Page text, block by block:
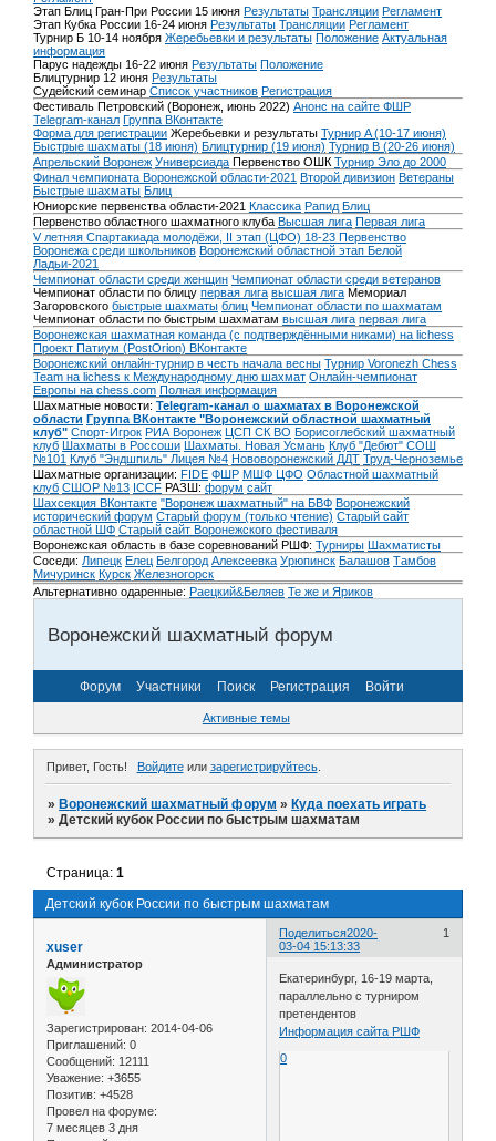
Этап Блиц Гран-При России 15 июня Результаты Трансляции Регламент
Этап Кубка России 16-24 июня Результаты Трансляции Регламент
Турнир Б 10-14 ноября Жеребьевки и результаты Положение Актуальная
информация
Парус надежды 16-22 июня Результаты Положение
Блицтурнир 12 июня Результаты
Судейский семинар Список участников Регистрация
Фестиваль Петровский (Воронеж, июнь 2022) Анонс на сайте ФШР
Telegram-канал Группа ВКонтакте
Форма для регистрации Жеребьевки и результаты Турнир A (10-17 июня)
Быстрые шахматы (18 июня) Блицтурнир (19 июня) Турнир B (20-26 июня)
Апрельский Воронеж Универсиада Первенство ОШК Турнир Эло до 2000
Финал чемпионата Воронежской области-2021 Второй дивизион Ветераны
Быстрые шахматы Блиц
Юниорские первенства области-2021 Классика Рапид Блиц
Первенство областного шахматного клуба Высшая лига Первая лига
V летняя Спартакиада молодёжи, II этап (ЦФО) 18-23 Первенство
Воронежа среди школьников Воронежский областной этап Белой
Ладьи-2021
Чемпионат области среди женщин Чемпионат области среди ветеранов
Чемпионат области по блицу первая лига высшая лига Мемориал
Загоровского быстрые шахматы блиц Чемпионат области по шахматам
Чемпионат области по быстрым шахматам высшая лига первая лига
Воронежская шахматная команда (с подтверждёнными никами) на lichess
Проект Патиум (PostOrion) ВКонтакте
Воронежский онлайн-турнир в честь начала весны Турнир Voronezh Chess
Team на lichess к Международному дню шахмат Онлайн-чемпионат
Европы на chess.com Полная информация
Шахматные новости: Telegram-канал о шахматах в Воронежской
области Группа ВКонтакте "Воронежский областной шахматный
клуб" Спорт-Игрок РИА Воронеж ЦСП СК ВО Борисоглебский шахматный
клуб Шахматы в Россоши Шахматы. Новая Усмань Клуб "Дебют" СОШ
№101 Клуб "Эндшпиль" Лицея №4 Нововоронежский ДДТ Труд-Черноземье
Шахматные организации: FIDE ФШР МШФ ЦФО Областной шахматный
клуб СШОР №13 ICCF РАЗШ: форум сайт
Шахсекция ВКонтакте "Воронеж шахматный" на БВФ Воронежский
исторический форум Cтарый форум (только чтение) Старый сайт
областной ШФ Старый сайт Воронежского фестиваля
Воронежская область в базе соревнований РШФ: Турниры Шахматисты
Соседи: Липецк Елец Белгород Алексеевка Урюпинск Балашов Тамбов
Мичуринск Курск Железногорск
Альтернативно одаренные: Раецкий&Беляев Те же и Яриков
Воронежский шахматный форум
Форум Участники Поиск Регистрация Войти
Активные темы
Привет, Гость! Войдитеили зарегистрируйтесь.
»Воронежский шахматный форум »Куда поехать играть
»Детский кубок России по быстрым шахматам
Детский кубок России по быстрым шахматам
Страница:1
Поделиться 1
2020-
03-04 15:13:33
xuser
Администратор
Зарегистрирован: 2014-04-06
Приглашений: 0
Сообщений: 12111
Уважение: +3655
Позитив: +4528
Провел на форуме:
7 месяцев 3 дня
Екатеринбург, 16-19 марта,
параллельно с турниром
претендентов
Информация сайта РШФ
0